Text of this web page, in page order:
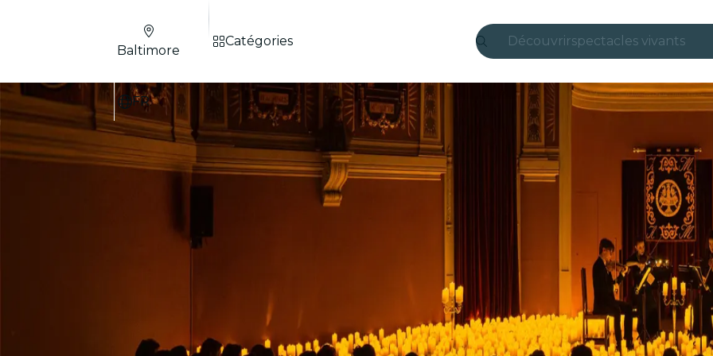
Découvrirspectacles vivants
Candlelight
expériences et villes
expositions
Séoul
visites urbaines
Baltimore
FR
Catégories